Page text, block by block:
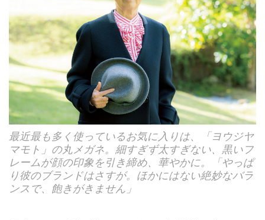
最近最も多く使っているお気に入りは、「ヨウジヤ
マモト」の丸メガネ。細すぎず太すぎない、黒いフ
レームが顔の印象を引き締め、華やかに。「やっぱ
り彼のブランドはさすが。ほかにはない絶妙なバラ
ンスで、飽きがきません」